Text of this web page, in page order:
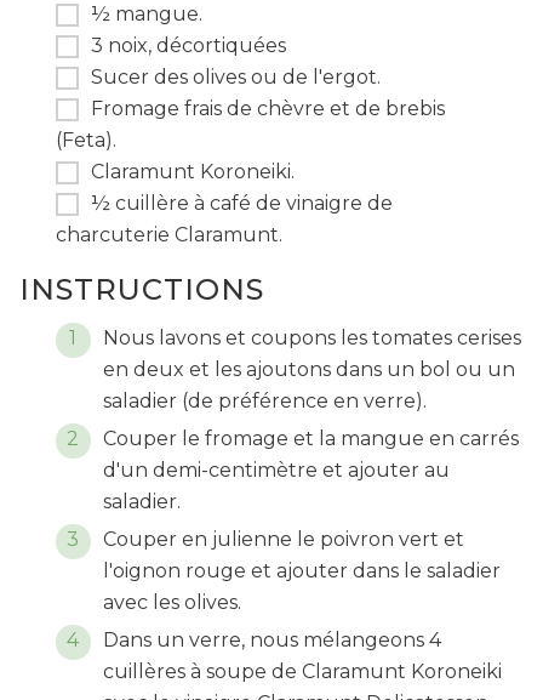
½ mangue.
3 noix, décortiquées
Sucer des olives ou de l'ergot.
Fromage frais de chèvre et de brebis
(Feta).
Claramunt Koroneiki.
½ cuillère à café de vinaigre de
charcuterie Claramunt.
INSTRUCTIONS
Nous lavons et coupons les tomates cerises
en deux et les ajoutons dans un bol ou un
saladier (de préférence en verre).
Couper le fromage et la mangue en carrés
d'un demi-centimètre et ajouter au
saladier.
Couper en julienne le poivron vert et
l'oignon rouge et ajouter dans le saladier
avec les olives.
Dans un verre, nous mélangeons 4
cuillères à soupe de Claramunt Koroneiki